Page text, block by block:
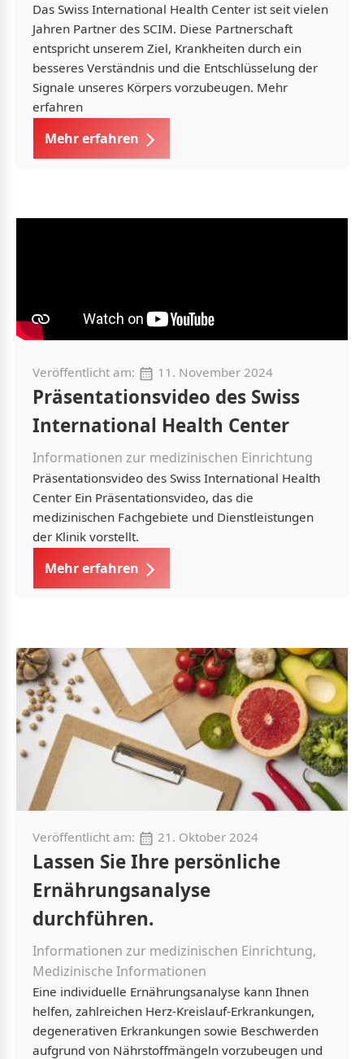
Das Swiss International Health Center ist seit vielen
Jahren Partner des SCIM. Diese Partnerschaft
entspricht unserem Ziel, Krankheiten durch ein
besseres Verständnis und die Entschlüsselung der
Signale unseres Körpers vorzubeugen. Mehr
erfahren
Mehr erfahren
Veröffentlicht am: 11. November 2024
Präsentationsvideo des Swiss
International Health Center
Informationen zur medizinischen Einrichtung
Präsentationsvideo des Swiss International Health
Center Ein Präsentationsvideo, das die
medizinischen Fachgebiete und Dienstleistungen
der Klinik vorstellt.
Mehr erfahren
Veröffentlicht am: 21. Oktober 2024
Lassen Sie Ihre persönliche
Ernährungsanalyse
durchführen.
Informationen zur medizinischen Einrichtung,
Medizinische Informationen
Eine individuelle Ernährungsanalyse kann Ihnen
helfen, zahlreichen Herz-Kreislauf-Erkrankungen,
degenerativen Erkrankungen sowie Beschwerden
aufgrund von Nährstoffmängeln vorzubeugen und